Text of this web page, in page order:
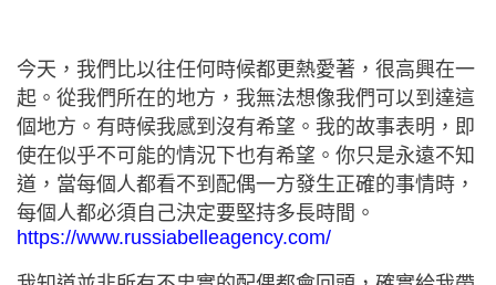
今天，我們比以往任何時候都更熱愛著，很高興在一
起。從我們所在的地方，我無法想像我們可以到達這
個地方。有時候我感到沒有希望。我的故事表明，即
使在似乎不可能的情況下也有希望。你只是永遠不知
道，當每個人都看不到配偶一方發生正確的事情時，
每個人都必須自己決定要堅持多長時間。
https://www.russiabelleagency.com/